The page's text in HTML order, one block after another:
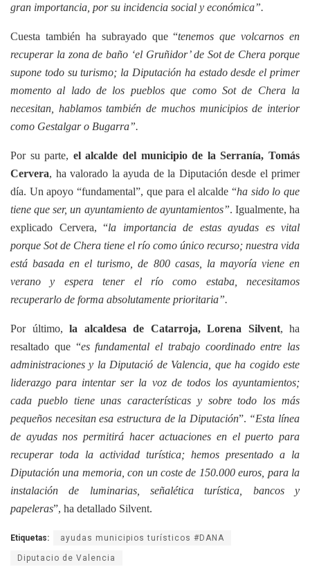
gran importancia, por su incidencia social y económica”.
Cuesta también ha subrayado que “tenemos que volcarnos en
recuperar la zona de baño ‘el Gruñidor’ de Sot de Chera porque
supone todo su turismo; la Diputación ha estado desde el primer
momento al lado de los pueblos que como Sot de Chera la
necesitan, hablamos también de muchos municipios de interior
como Gestalgar o Bugarra”.
Por su parte, el alcalde del municipio de la Serranía, Tomás
Cervera, ha valorado la ayuda de la Diputación desde el primer
día. Un apoyo “fundamental”, que para el alcalde “ha sido lo que
tiene que ser, un ayuntamiento de ayuntamientos”. Igualmente, ha
explicado Cervera, “la importancia de estas ayudas es vital
porque Sot de Chera tiene el río como único recurso; nuestra vida
está basada en el turismo, de 800 casas, la mayoría viene en
verano y espera tener el río como estaba, necesitamos
recuperarlo de forma absolutamente prioritaria”.
Por último, la alcaldesa de Catarroja, Lorena Silvent, ha
resaltado que “es fundamental el trabajo coordinado entre las
administraciones y la Diputació de Valencia, que ha cogido este
liderazgo para intentar ser la voz de todos los ayuntamientos;
cada pueblo tiene unas características y sobre todo los más
pequeños necesitan esa estructura de la Diputación”. “Esta línea
de ayudas nos permitirá hacer actuaciones en el puerto para
recuperar toda la actividad turística; hemos presentado a la
Diputación una memoria, con un coste de 150.000 euros, para la
instalación de luminarias, señalética turística, bancos y
papeleras”, ha detallado Silvent.
Etiquetas: ayudas municipios turísticos #DANA
Diputacio de Valencia